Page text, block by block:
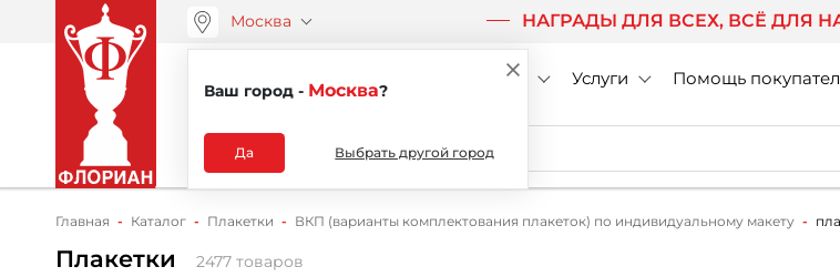
Москва
Ваш город - Москва?
Да Выбрать другой город
НАГРАДЫ ДЛЯ ВСЕХ, ВСЁ ДЛЯ
+7 (495) 730-51-48 О компании Услуги Помощь
Каталог
Главная Каталог Плакетки ВКП (варианты комплектования плакеток) по индивидуальному макету
Плакетки 2477 товаров